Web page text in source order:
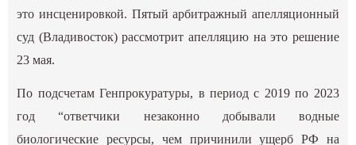
это инсценировкой. Пятый арбитражный апелляционный
суд (Владивосток) рассмотрит апелляцию на это решение
23 мая.
По подсчетам Генпрокуратуры, в период с 2019 по 2023
год “ответчики незаконно добывали водные
биологические ресурсы, чем причинили ущерб РФ на